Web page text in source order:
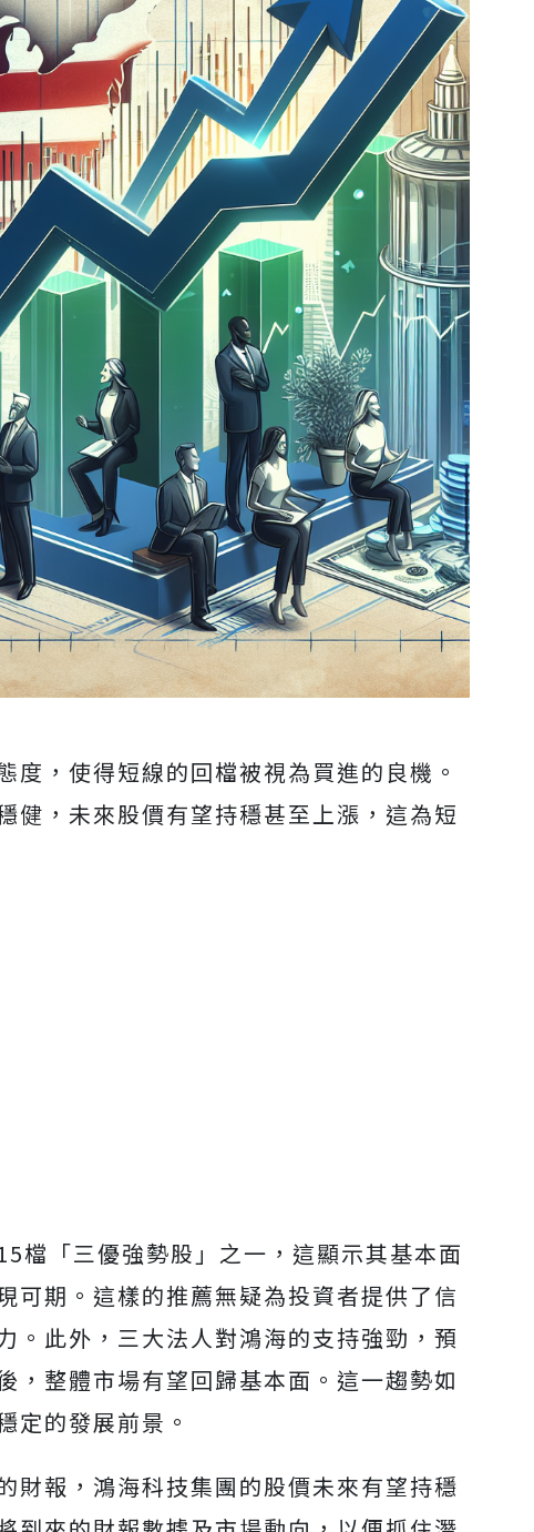
度，使得短線的回檔被視為買進的良機。
健，未來股價有望持穩甚至上漲，這為短
檔「三優強勢股」之一，這顯示其基本面
可期。這樣的推薦無疑為投資者提供了信
。此外，三大法人對鴻海的支持強勁，預
，整體市場有望回歸基本面。這一趨勢如
定的發展前景。
財報，鴻海科技集團的股價未來有望持穩